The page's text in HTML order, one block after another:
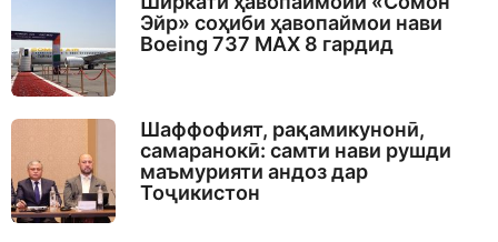
Эйр» соҳиби ҳавопаймои нави
Boeing 737 MAX 8 гардид
Шаффофият, рақамикунонӣ,
самаранокӣ: самти нави рушди
маъмурияти андоз дар
Тоҷикистон